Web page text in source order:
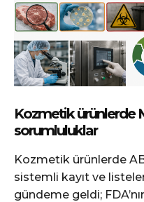
Kozmetik ürünlerde
sorumluluklar
Kozmetik ürünlerde
sistemli kayıt ve
gündeme geldi;